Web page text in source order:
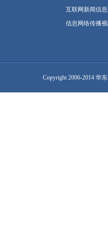
互联网新闻信
信息网络传播
Copyright 2006-2014 华